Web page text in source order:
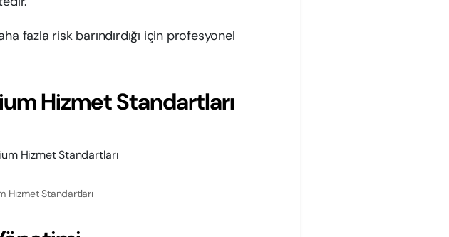
fazla risk barındırdığı için profesyonel
Hizmet Standartları
Hizmet Standartları